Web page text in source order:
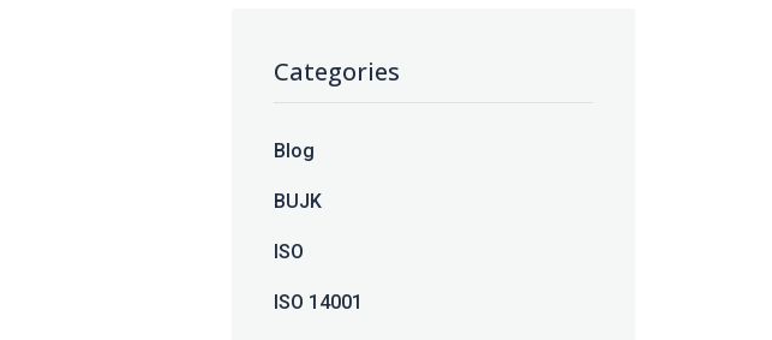
Categories
Blog
BUJK
ISO
ISO 14001